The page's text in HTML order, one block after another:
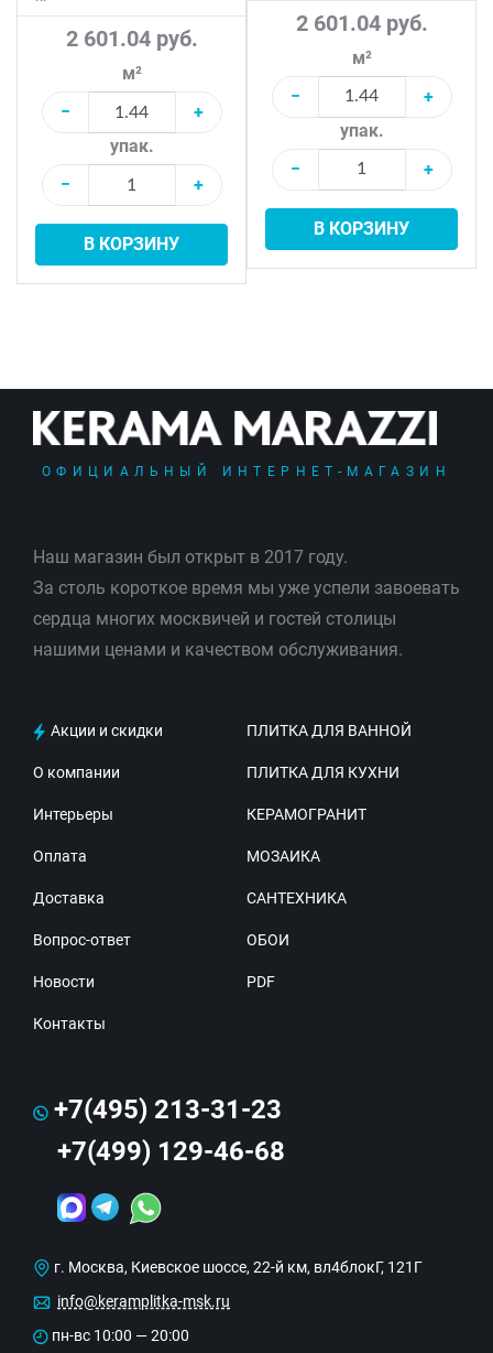
2 601.04 руб.
м²
−
+
упак.
−
+
В КОРЗИНУ
2 601.04 руб.
м²
−
+
упак.
−
+
В КОРЗИНУ
ОФИЦИАЛЬНЫЙ ИНТЕРНЕТ-МАГАЗИН
Наш магазин был открыт в 2017 году.
За столь короткое время мы уже успели завоевать
сердца многих москвичей и гостей столицы
нашими ценами и качеством обслуживания.
Акции и скидки
О компании
Интерьеры
Оплата
Доставка
Вопрос-ответ
Новости
Контакты
ПЛИТКА ДЛЯ ВАННОЙ
ПЛИТКА ДЛЯ КУХНИ
КЕРАМОГРАНИТ
МОЗАИКА
САНТЕХНИКА
ОБОИ
PDF
+7(495) 213-31-23
+7(499) 129-46-68
г. Москва, Киевское шоссе, 22-й км, вл4блокГ, 121Г
info@keramplitka-msk.ru
пн-вс 10:00 — 20:00